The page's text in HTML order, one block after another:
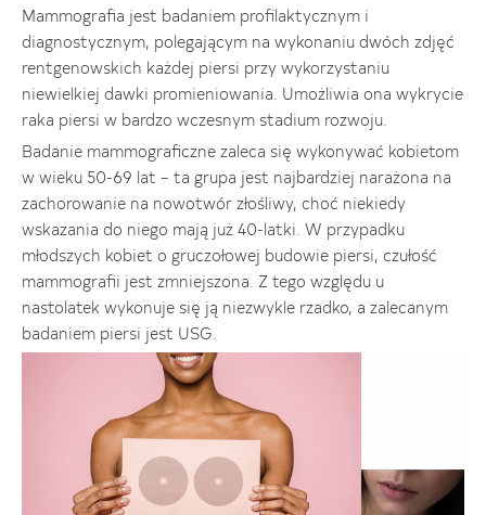
Mammografia jest badaniem profilaktycznym i
diagnostycznym, polegającym na wykonaniu dwóch zdjęć
rentgenowskich każdej piersi przy wykorzystaniu
niewielkiej dawki promieniowania. Umożliwia ona wykrycie
raka piersi w bardzo wczesnym stadium rozwoju.
Badanie mammograficzne zaleca się wykonywać kobietom
w wieku 50-69 lat – ta grupa jest najbardziej narażona na
zachorowanie na nowotwór złośliwy, choć niekiedy
wskazania do niego mają już 40-latki. W przypadku
młodszych kobiet o gruczołowej budowie piersi, czułość
mammografii jest zmniejszona. Z tego względu u
nastolatek wykonuje się ją niezwykle rzadko, a zalecanym
badaniem piersi jest USG.